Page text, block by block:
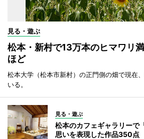
見る・遊ぶ
松本・新村で13万本のヒマワリ
ほど
松本大学（松本市新村）の正門側の畑で現在
いる。
見る・遊ぶ
松本のカフェギャラリー
思いを表現した作品350点